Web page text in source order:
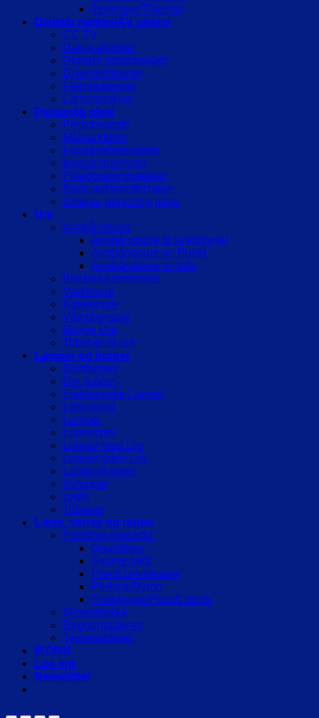
Terninger/Tilbehør
Digitale medier/AV udstyr
CC TV
Daisy-afspiller
Digitale notatoptager
Diverse/tilbehør
Fjernbetjening
Læsemaskine
Personlig pleje
Personvægte
Målearktikler
Forstørrelsesspejle
kropstermometer
Pilledoseringsæsker
Badestol/toiletforhøjer
Diverse personlig pleje
Ure
Armbåndsure
Armbåndsure til svagtsynet
Armbåndsure m. Punkt
Armbåndsure m. tale
Bordure/Lommeure
Vækkeure
Køkkenure
Vibrationsure
Øvrige Ure
Tilbehør til ure
Lamper og lupper
Bordlupper
Div. lupper
Elektroniske Lupper
Læselinial
Lamper
Luplamper
Lupper med Lys
Lupper uden Lys
Lamper/lupper
Sylupper
Lygte
Tilbehør
Læse, skrive og regne
Punkt/svulmeartkl.
Grundfigur
Svulmearktl.
Pren/Lommetavle
Perkins/Dymo
Punktpapir/Plast/Labels
Skriveblokke
Regnemaskiner
Tegnearktikler
IKONN
Log ind
Newsletter